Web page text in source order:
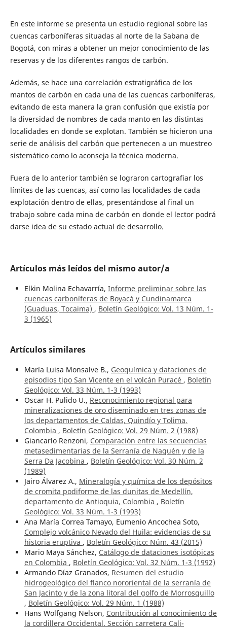
En este informe se presenta un estudio regional sobre las
cuencas carboníferas situadas al norte de la Sabana de
Bogotá, con miras a obtener un mejor conocimiento de las
reservas y de los diferentes rangos de carbón.
Además, se hace una correlación estratigráfica de los
mantos de carbón en cada una de las cuencas carboníferas,
evitando de esta manera la gran confusión que existía por
la diversidad de nombres de cada manto en las distintas
localidades en donde se explotan. También se hicieron una
serie de análisis del carbón que pertenecen a un muestreo
sistemático como lo aconseja la técnica moderna.
Fuera de lo anterior también se lograron cartografiar los
límites de las cuencas, así como las localidades de cada
explotación dentro de ellas, presentándose al final un
trabajo sobre cada mina de carbón en donde el lector podrá
darse idea de su estado actual de desarrollo.
Artículos más leídos del mismo autor/a
Elkin Molina Echavarría, Informe preliminar sobre las
cuencas carboníferas de Boyacá y Cundinamarca
(Guaduas, Tocaima) , Boletín Geológico: Vol. 13 Núm. 1-
3 (1965)
Artículos similares
María Luisa Monsalve B., Geoquímica y dataciones de
episodios tipo San Vicente en el volcán Puracé , Boletín
Geológico: Vol. 33 Núm. 1-3 (1993)
Oscar H. Pulido U., Reconocimiento regional para
mineralizaciones de oro diseminado en tres zonas de
los departamentos de Caldas, Quindío y Tolima,
Colombia , Boletín Geológico: Vol. 29 Núm. 2 (1988)
Giancarlo Renzoni, Comparación entre las secuencias
metasedimentarias de la Serranía de Naquén y de la
Serra Da Jacobina , Boletín Geológico: Vol. 30 Núm. 2
(1989)
Jairo Álvarez A., Mineralogía y química de los depósitos
de cromita podiforme de las dunitas de Medellín,
departamento de Antioquia, Colombia , Boletín
Geológico: Vol. 33 Núm. 1-3 (1993)
Ana María Correa Tamayo, Eumenio Ancochea Soto,
Complejo volcánico Nevado del Huila: evidencias de su
historia eruptiva , Boletín Geológico: Núm. 43 (2015)
Mario Maya Sánchez, Catálogo de dataciones isotópicas
en Colombia , Boletín Geológico: Vol. 32 Núm. 1-3 (1992)
Armando Díaz Granados, Resumen del estudio
hidrogeológico del flanco nororiental de la serranía de
San Jacinto y de la zona litoral del golfo de Morrosquillo
, Boletín Geológico: Vol. 29 Núm. 1 (1988)
Hans Wolfgang Nelson, Contribución al conocimiento de
la cordillera Occidental. Sección carretera Cali-